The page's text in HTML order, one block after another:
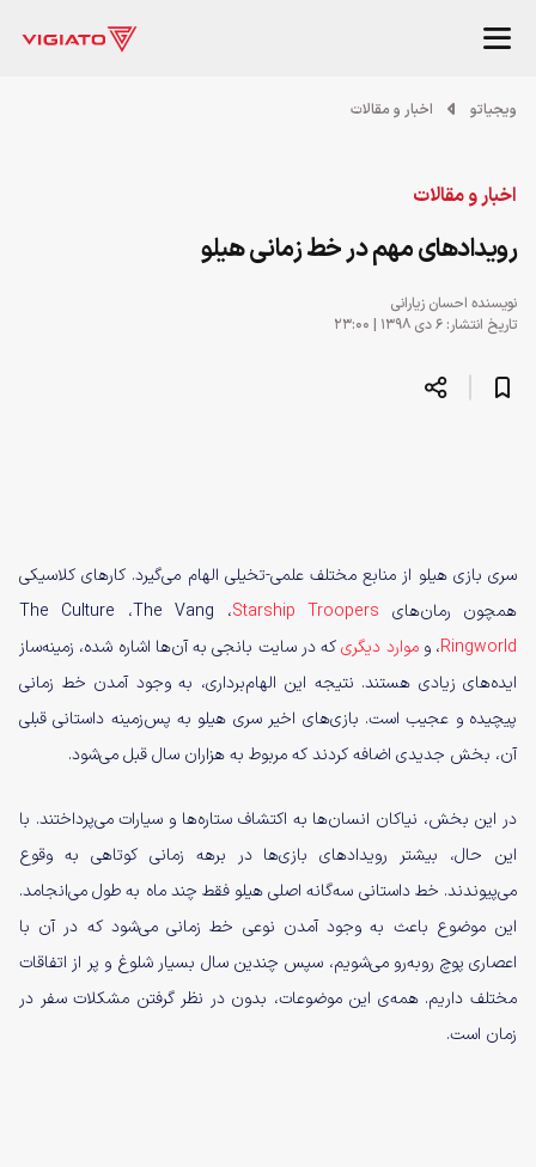
ویجیاتو اخبار و مقالات
اخبار و مقالات
رویداد‌های مهم در خط زمانی هیلو
نویسنده احسان زیارانی
تاریخ انتشار: ۶ دی ۱۳۹۸ | ۲۳:۰۰
سری بازی هیلو از منابع مختلف علمی-تخیلی الهام می‌گیرد. کارهای کلاسیکی
همچون رمان‌های The Culture ،The Vang ، Starship Troopers
،Ringworld وموارد دیگریکه در سایت بانجی به آن‌ها اشاره شده، زمینه‌ساز
ایده‌های زیادی هستند. نتیجه‌ این الهام‌برداری، به وجود آمدن خط زمانی
پیچیده و عجیب است. بازی‌های اخیر سری هیلو به پس‌زمینه داستانی قبلی
آن، بخش جدیدی اضافه کردند که مربوط به هزاران سال قبل می‌شود.
در این بخش، نیاکان انسان‌ها به اکتشاف ستاره‌ها و سیارات می‌پرداختند. با
این حال، بیشتر رویدادهای بازی‌ها در برهه‌ زمانی کوتاهی به وقوع
می‌پیوندند. خط داستانی سه‌گانه اصلی هیلو فقط چند ماه به طول می‌انجامد.
این موضوع باعث به وجود آمدن نوعی خط زمانی می‌شود که در آن با
اعصاری پوچ روبه‌رو می‌شویم، سپس چندین سال بسیار شلوغ و پر از اتفاقات
مختلف داریم. همه‌ی این موضوعات، بدون در نظر گرفتن مشکلات سفر در
زمان است.